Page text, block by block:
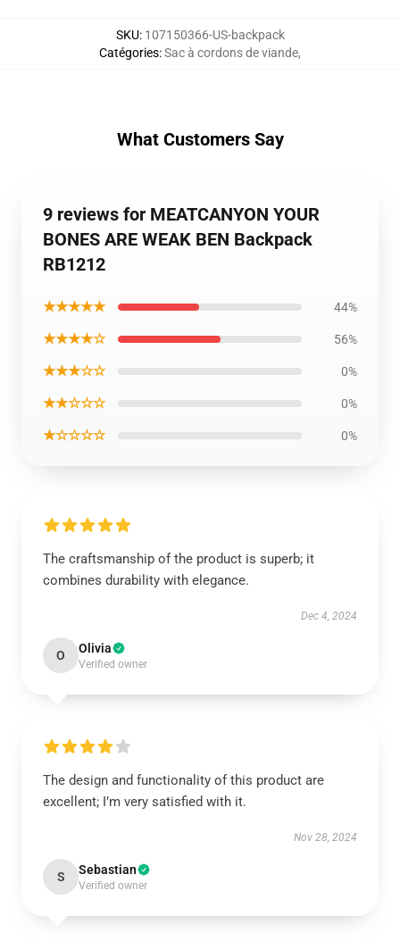
SKU: 107150366-US-backpack
Catégories:Sac à cordons de viande,
What Customers Say
9 reviews for MEATCANYON YOUR
BONES ARE WEAK BEN Backpack
RB1212
★★★★★ 44%
★★★★☆ 56%
★★★☆☆ 0%
★★☆☆☆ 0%
★☆☆☆☆ 0%
The craftsmanship of the product is superb; it
combines durability with elegance.
Dec 4, 2024
O Olivia
Verified owner
The design and functionality of this product are
excellent; I’m very satisfied with it.
Nov 28, 2024
S Sebastian
Verified owner